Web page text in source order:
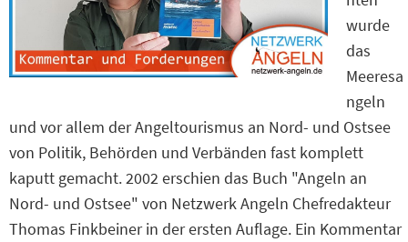
wurde
das
Meeresa
ngeln
und vor allem der Angeltourismus an Nord- und Ostsee
von Politik, Behörden und Verbänden fast komplett
kaputt gemacht. 2002 erschien das Buch "Angeln an
Nord- und Ostsee" von Netzwerk Angeln Chefredakteur
Thomas Finkbeiner in der ersten Auflage. Ein Kommentar